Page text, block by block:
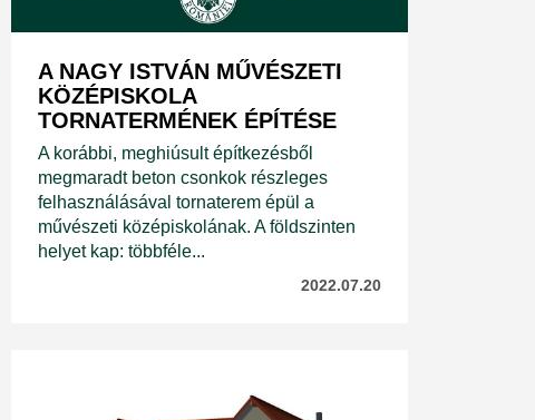
A NAGY ISTVÁN MŰVÉSZETI
KÖZÉPISKOLA
TORNATERMÉNEK ÉPÍTÉSE
A korábbi, meghiúsult építkezésből
megmaradt beton csonkok részleges
felhasználásával tornaterem épül a
művészeti középiskolának. A földszinten
helyet kap: többféle...
2022.07.20